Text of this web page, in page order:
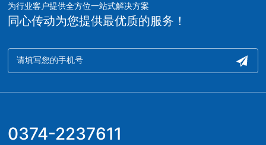
为行业客户提供全方位一站式解决方案
同心传动为您提供最优质的服务！
0374-2237611